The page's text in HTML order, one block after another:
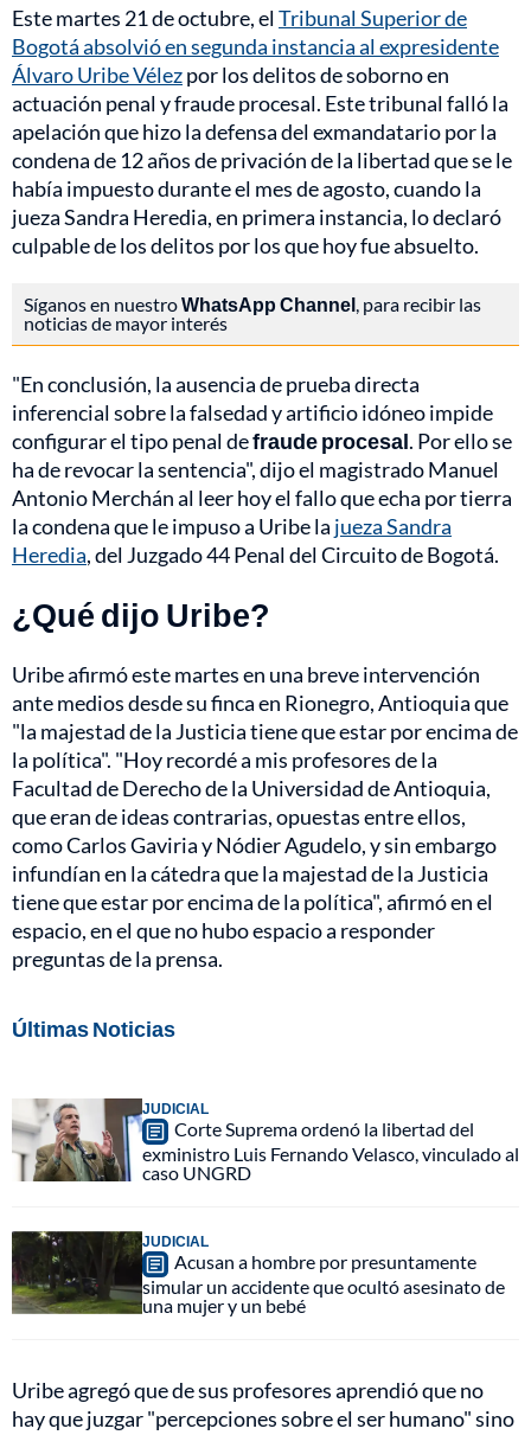
Este martes 21 de octubre, elTribunal Superior de
Bogotá absolvió en segunda instancia al expresidente
Álvaro Uribe Vélezpor los delitos de soborno en
actuación penal y fraude procesal. Este tribunal falló la
apelación que hizo la defensa del exmandatario por la
condena de 12 años de privación de la libertad que se le
había impuesto durante el mes de agosto, cuando la
jueza Sandra Heredia, en primera instancia, lo declaró
culpable de los delitos por los que hoy fue absuelto.
Síganos en nuestroWhatsApp Channel, para recibir las
noticias de mayor interés
"En conclusión, la ausencia de prueba directa
inferencial sobre la falsedad y artificio idóneo impide
configurar el tipo penal defraude procesal. Por ello se
ha de revocar la sentencia", dijo el magistrado Manuel
Antonio Merchán al leer hoy el fallo que echa por tierra
la condena que le impuso a Uribe la jueza Sandra
Heredia, del Juzgado 44 Penal del Circuito de Bogotá.
¿Qué dijo Uribe?
Uribe afirmó este martes en una breve intervención
ante medios desde su finca en Rionegro, Antioquia que
"la majestad de la Justicia tiene que estar por encima de
la política". "Hoy recordé a mis profesores de la
Facultad de Derecho de la Universidad de Antioquia,
que eran de ideas contrarias, opuestas entre ellos,
como Carlos Gaviria y Nódier Agudelo, y sin embargo
infundían en la cátedra que la majestad de la Justicia
tiene que estar por encima de la política", afirmó en el
espacio, en el que no hubo espacio a responder
preguntas de la prensa.
Últimas Noticias
JUDICIAL
Corte Suprema ordenó la libertad del
exministro Luis Fernando Velasco, vinculado al
caso UNGRD
JUDICIAL
Acusan a hombre por presuntamente
simular un accidente que ocultó asesinato de
una mujer y un bebé
Uribe agregó que de sus profesores aprendió que no
hay que juzgar "percepciones sobre el ser humano" sino